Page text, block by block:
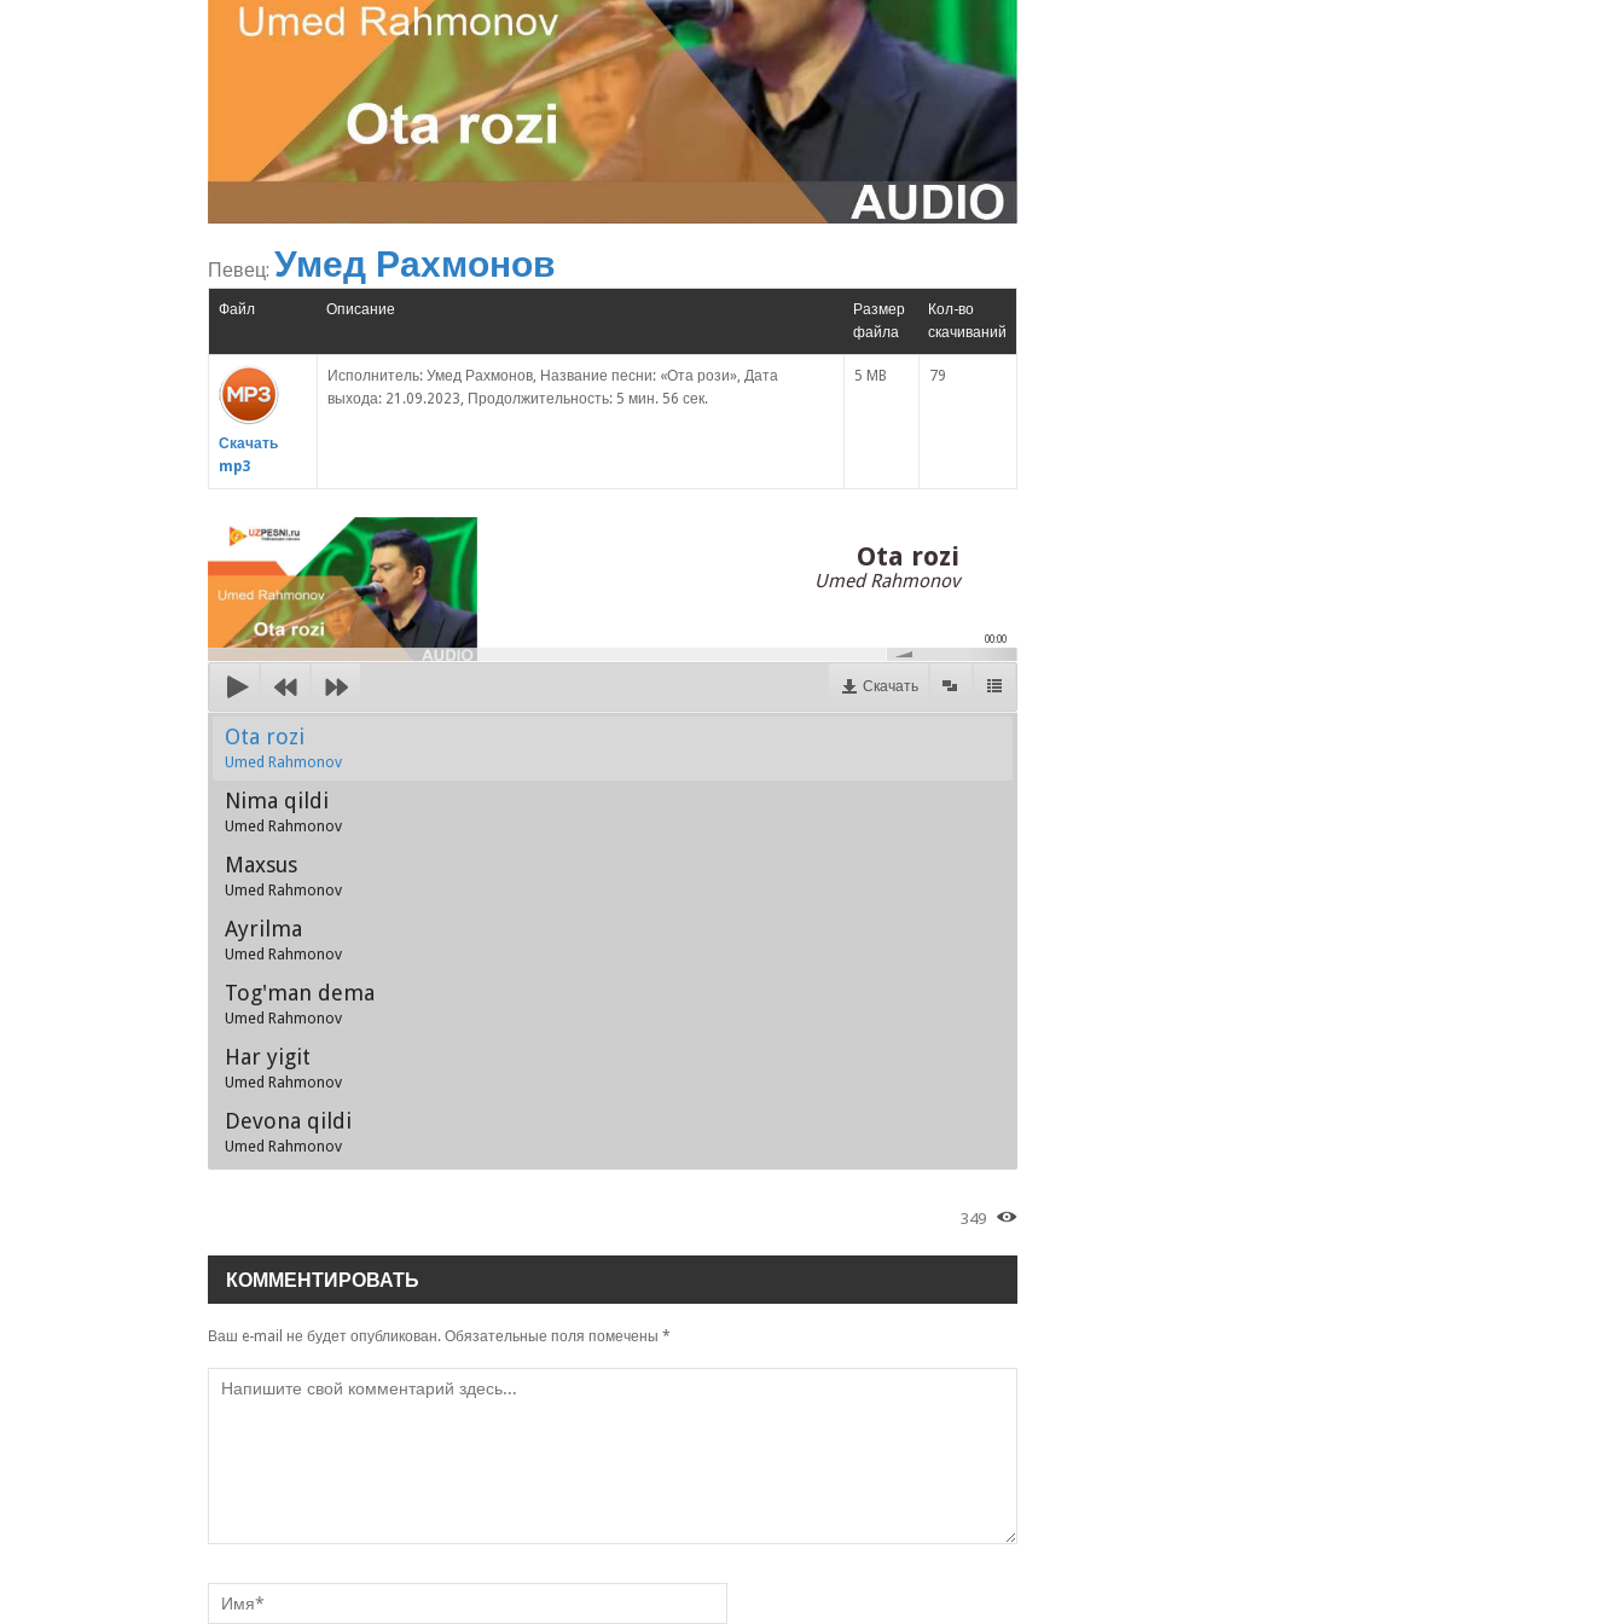
Певец: Умед Рахмонов
Файл Описание
Размер
файла
Кол-во
скачиваний
Скачать
mp3
Исполнитель: Умед Рахмонов, Название песни: «Ота рози», Дата
выхода: 21.09.2023, Продолжительность: 5 мин. 56 сек.
5 MB 79
Ota rozi
Umed Rahmonov
00:00
Скачать
Ota rozi
Umed Rahmonov
Nima qildi
Umed Rahmonov
Maxsus
Umed Rahmonov
Ayrilma
Umed Rahmonov
Tog'man dema
Umed Rahmonov
Har yigit
Umed Rahmonov
Devona qildi
Umed Rahmonov
349
КОММЕНТИРОВАТЬ
Ваш e-mail не будет опубликован. Обязательные поля помечены *